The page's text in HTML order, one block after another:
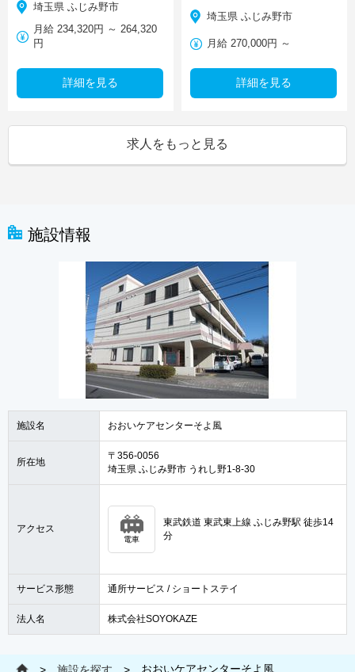
埼玉県 ふじみ野市
月給 234,320円 ～ 264,320
円
詳細を見る
埼玉県 ふじみ野市
月給 270,000円 ～
詳細を見る
求人をもっと見る
施設情報
施設名 おおいケアセンターそよ風
所在地
〒356-0056
埼玉県 ふじみ野市 うれし野1-8-30
アクセス
電車
東武鉄道 東武東上線 ふじみ野駅 徒歩14
分
サービス形態 通所サービス / ショートステイ
法人名 株式会社SOYOKAZE
> 施設を探す > おおいケアセンターそよ風